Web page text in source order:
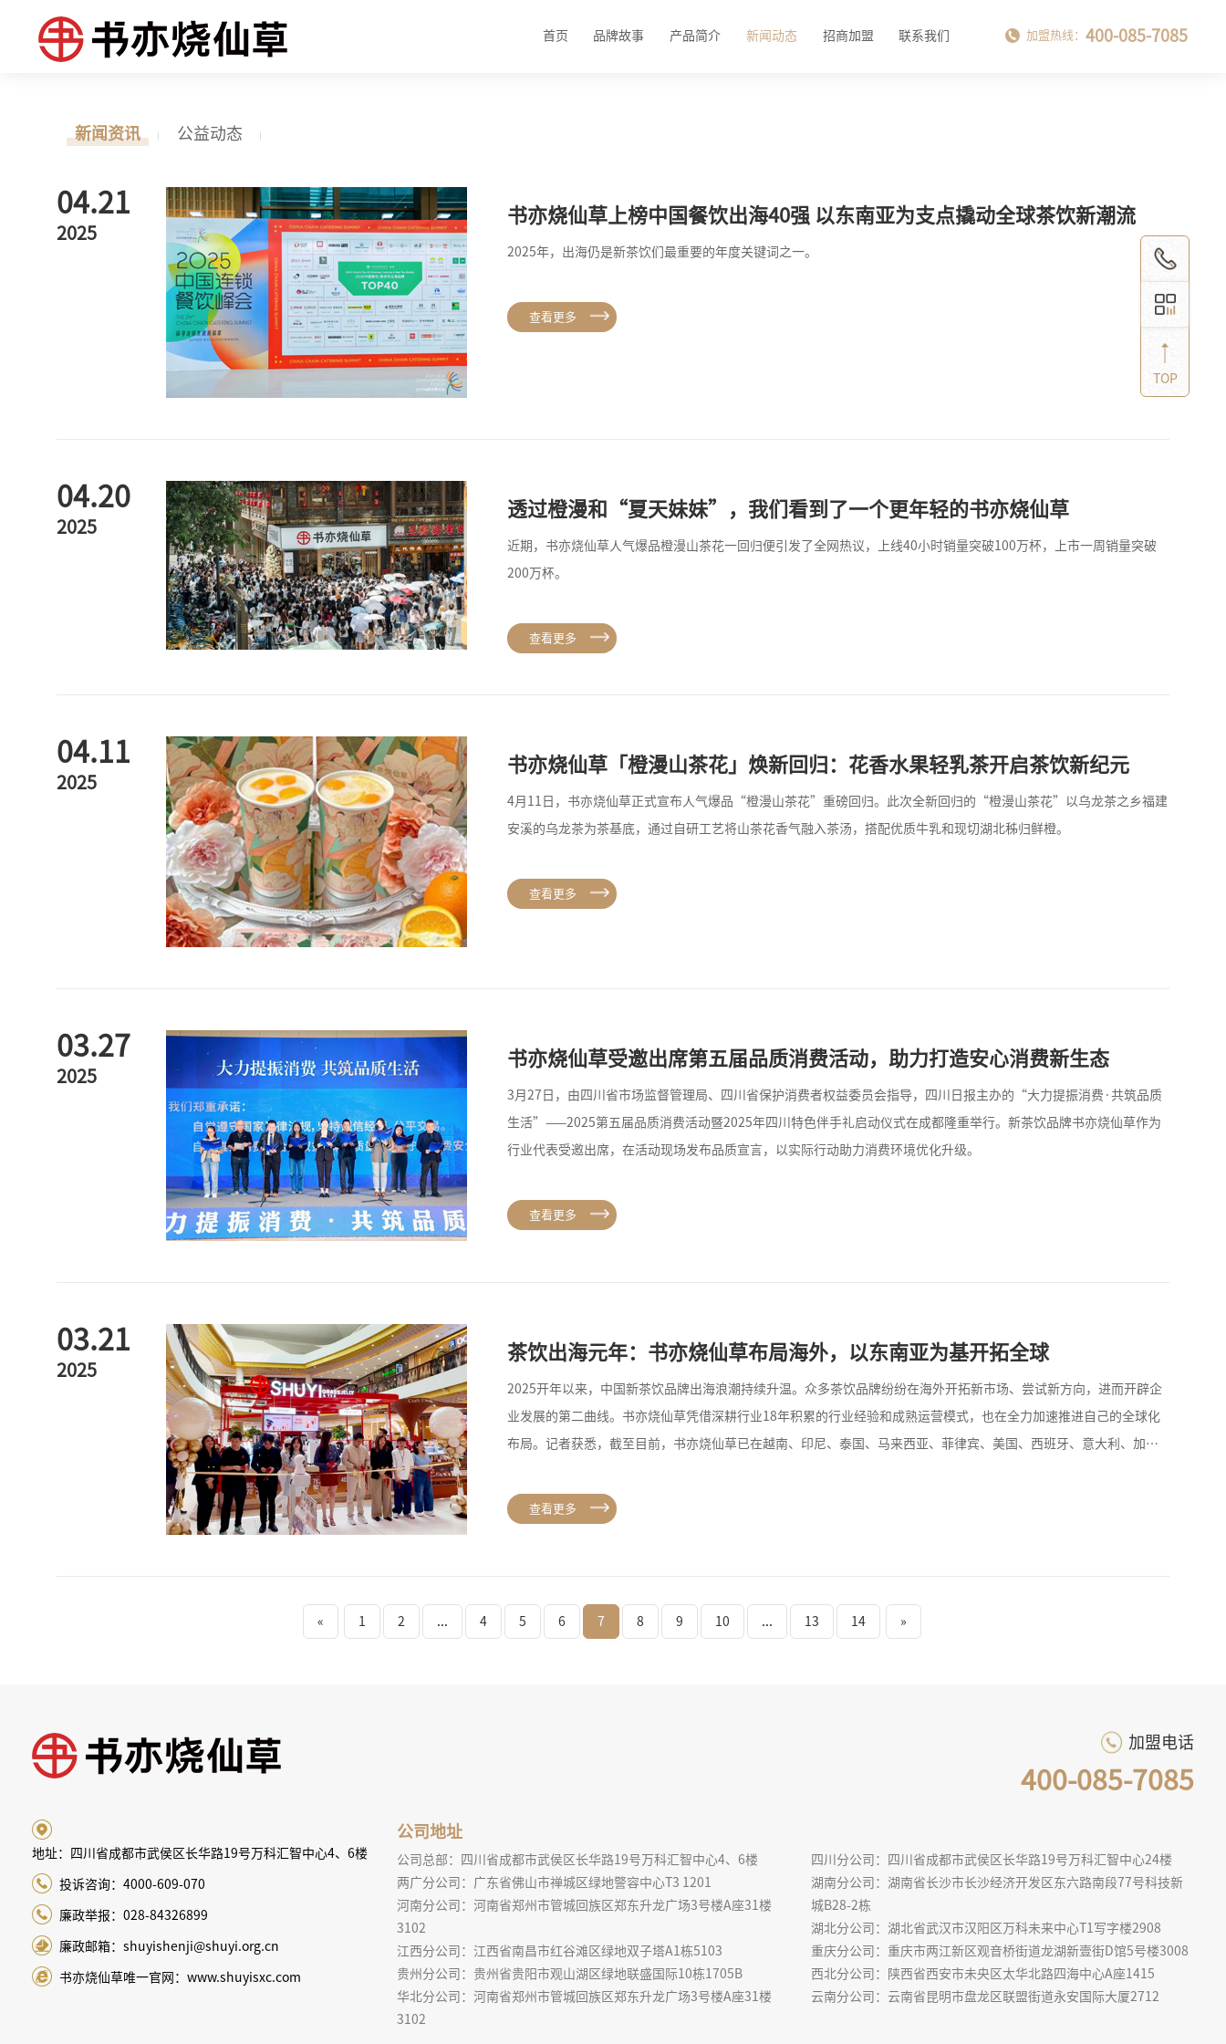
加盟热线：400-085-7085
首页 品牌故事 产品简介 新闻动态 招商加盟 联系我们
新闻资讯 公益动态
04.21
2025
书亦烧仙草上榜中国餐饮出海40强 以东南亚为支点撬动全球茶饮新潮流
2025年，出海仍是新茶饮们最重要的年度关键词之一。
查看更多
04.20
2025
透过橙漫和“夏天妹妹”，我们看到了一个更年轻的书亦烧仙草
近期，书亦烧仙草人气爆品橙漫山茶花一回归便引发了全网热议，上线40小时销量突破100万杯，上市一周销量突破
200万杯。
查看更多
04.11
2025
书亦烧仙草「橙漫山茶花」焕新回归：花香水果轻乳茶开启茶饮新纪元
4月11日，书亦烧仙草正式宣布人气爆品“橙漫山茶花”重磅回归。此次全新回归的“橙漫山茶花”以乌龙茶之乡福建
安溪的乌龙茶为茶基底，通过自研工艺将山茶花香气融入茶汤，搭配优质牛乳和现切湖北秭归鲜橙。
查看更多
03.27
2025
书亦烧仙草受邀出席第五届品质消费活动，助力打造安心消费新生态
3月27日，由四川省市场监督管理局、四川省保护消费者权益委员会指导，四川日报主办的“大力提振消费·共筑品质
生活”——2025第五届品质消费活动暨2025年四川特色伴手礼启动仪式在成都隆重举行。新茶饮品牌书亦烧仙草作为
行业代表受邀出席，在活动现场发布品质宣言，以实际行动助力消费环境优化升级。
查看更多
03.21
2025
茶饮出海元年：书亦烧仙草布局海外，以东南亚为基开拓全球
2025开年以来，中国新茶饮品牌出海浪潮持续升温。众多茶饮品牌纷纷在海外开拓新市场、尝试新方向，进而开辟企
业发展的第二曲线。书亦烧仙草凭借深耕行业18年积累的行业经验和成熟运营模式，也在全力加速推进自己的全球化
布局。记者获悉，截至目前，书亦烧仙草已在越南、印尼、泰国、马来西亚、菲律宾、美国、西班牙、意大利、加拿
查看更多
« 1 2 ... 4 5 6 7 8 9 10 ... 13 14 »
加盟电话
400-085-7085
地址：四川省成都市武侯区长华路19号万科汇智中心4、6楼
投诉咨询：4000-609-070
廉政举报：028-84326899
廉政邮箱：shuyishenji@shuyi.org.cn
书亦烧仙草唯一官网：www.shuyisxc.com
公司地址
公司总部：四川省成都市武侯区长华路19号万科汇智中心4、6楼
四川分公司：四川省成都市武侯区长华路19号万科汇智中心24楼
两广分公司：广东省佛山市禅城区绿地警容中心T3 1201
湖南分公司：湖南省长沙市长沙经济开发区东六路南段77号科技新
城B28-2栋
河南分公司：河南省郑州市管城回族区郑东升龙广场3号楼A座31楼
3102
湖北分公司：湖北省武汉市汉阳区万科未来中心T1写字楼2908
江西分公司：江西省南昌市红谷滩区绿地双子塔A1栋5103
重庆分公司：重庆市两江新区观音桥街道龙湖新壹街D馆5号楼3008
贵州分公司：贵州省贵阳市观山湖区绿地联盛国际10栋1705B
西北分公司：陕西省西安市未央区太华北路四海中心A座1415
华北分公司：河南省郑州市管城回族区郑东升龙广场3号楼A座31楼
3102
云南分公司：云南省昆明市盘龙区联盟街道永安国际大厦2712
TOP